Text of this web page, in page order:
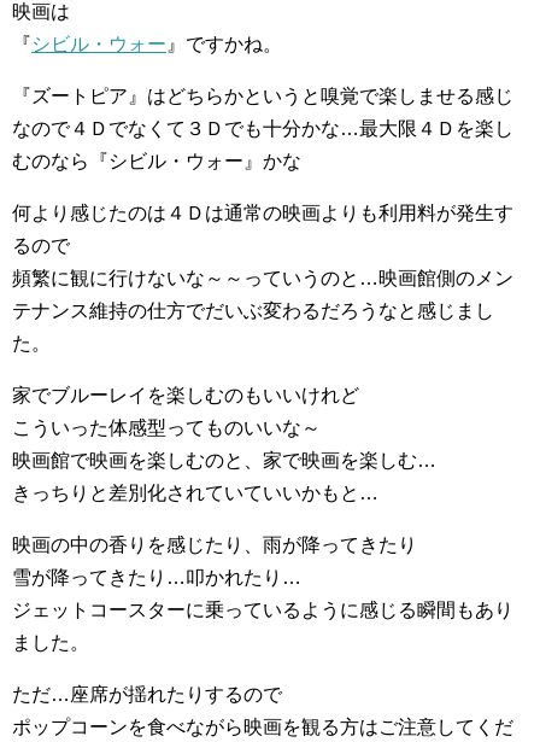
映画は
『シビル・ウォー 』ですかね。
『ズートピア』はどちらかというと嗅覚で楽しませる感じ
なので４Ｄでなくて３Ｄでも十分かな…最大限４Ｄを楽し
むのなら『シビル・ウォー』かな
何より感じたのは４Ｄは通常の映画よりも利用料が発生す
るので
頻繁に観に行けないな～～っていうのと…映画館側のメン
テナンス維持の仕方でだいぶ変わるだろうなと感じまし
た。
家でブルーレイを楽しむのもいいけれど
こういった体感型ってものいいな～
映画館で映画を楽しむのと、家で映画を楽しむ…
きっちりと差別化されていていいかもと…
映画の中の香りを感じたり、雨が降ってきたり
雪が降ってきたり…叩かれたり…
ジェットコースターに乗っているように感じる瞬間もあり
ました。
ただ…座席が揺れたりするので
ポップコーンを食べながら映画を観る方はご注意してくだ